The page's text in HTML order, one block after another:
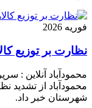
فوریه 2026
نظارت بر توزیع
محمودآباد آنلاین :
محمودآباد از تشدید
شهرستان خبر داد.